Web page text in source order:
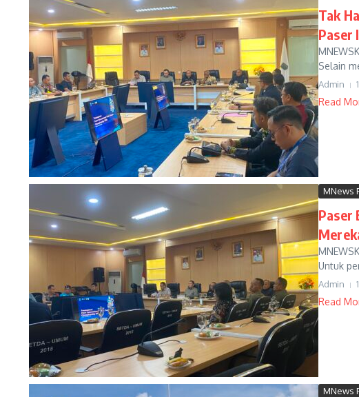
Tak
Paser
Selain
Admin
Read
MNews
Paser
Untuk
Admin
Read
MNews